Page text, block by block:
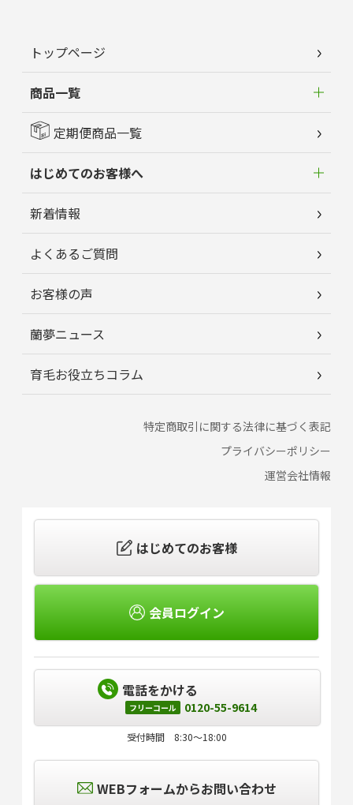
トップページ
商品一覧
定期便商品一覧
はじめてのお客様へ
新着情報
よくあるご質問
お客様の声
蘭夢ニュース
育毛お役立ちコラム
特定商取引に関する法律に基づく表記
プライバシーポリシー
運営会社情報
はじめてのお客様
WEBフォームからお問い合わせ
電話をかける
フリーコール 0120-55-9614
受付時間 8:30～18:00
会員ログイン